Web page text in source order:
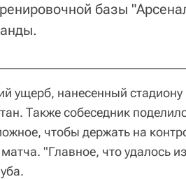
базы
ущерб, нанесенный
Также собеседник
чтобы держать на
"Главное, что удалось